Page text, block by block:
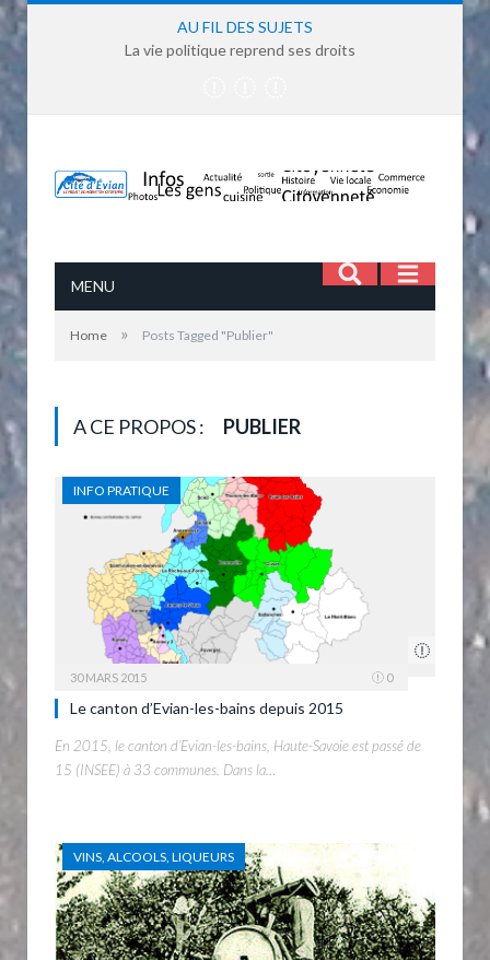
AU FIL DES SUJETS
La vie politique reprend ses droits
MENU
Home » Posts Tagged "Publier"
A CE PROPOS : PUBLIER
INFO PRATIQUE
30 MARS 2015 0
Le canton d’Evian-les-bains depuis 2015
En 2015, le canton d’Evian-les-bains, Haute-Savoie est passé de
15 (INSEE) à 33 communes. Dans la…
VINS, ALCOOLS, LIQUEURS